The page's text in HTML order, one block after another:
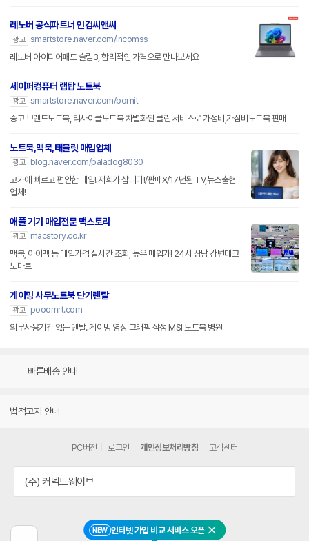
NEW 인터넷 가입 비교 서비스 오픈 닫기
레노버 공식파트너 인컴씨앤씨
광고 smartstore.naver.com/incomss
레노버 아이디어패드 슬림3, 합리적인 가격으로 만나보세요
세이퍼컴퓨터 랩탑 노트북
광고 smartstore.naver.com/bornit
중고 브랜드노트북, 리사이클노트북 차별화된 클린 서비스로 가성비,가심비노트북 판매
노트북,맥북,태블릿 매입업체
광고
blog.naver.com/paladog8030
고가에 빠르고 편안한 매입! 저희가 삽니다!/판매X/17년된 TV,뉴스출현
업체!
애플 기기 매입전문 맥스토리
광고
macstory.co.kr
맥북, 아이맥 등 매입가격 실시간 조회, 높은 매입가! 24시 상담 강변테크
노마트
게이밍 사무노트북 단기렌탈
광고
pooomrt.com
의무사용기간 없는 렌탈. 게이밍 영상 그래픽 삼성 MSI 노트북 병원
빠른배송 안내
법적고지 안내
PC버전 로그인 개인정보처리방침 고객센터
(주) 커넥트웨이브